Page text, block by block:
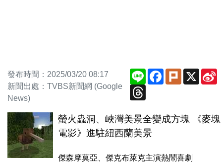
發布時間：2025/03/20 08:17
新聞出處：TVBS新聞網 (Google
News)
Line Facebook
Plurk X
螢火蟲洞、峽灣美景全變成方塊 《麥塊
電影》進駐紐西蘭美景
傑森摩莫亞、傑克布萊克主演熱鬧喜劇